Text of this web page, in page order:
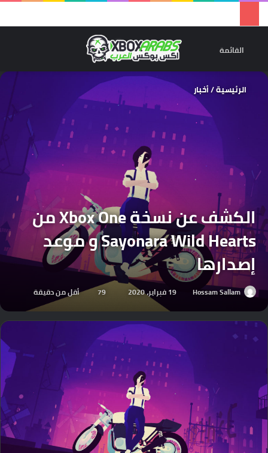
القائمة
الرئيسية/أخبار
الكشف عن نسخة Xbox One من
Sayonara Wild Hearts و موعد
إصدارها
Hossam Sallam 19 فبراير، 2020 79 أقل من دقيقة